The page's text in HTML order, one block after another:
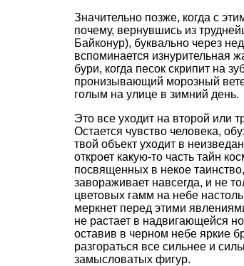
Значительно позже, когда с
почему, вернувшись из
Байконур), буквально через
вспоминается изнурительная
бури, когда песок скрипит на
пронизывающий морозный
голым на улице в зимний день.
Это все уходит на второй или
Остается чувство человека,
твой объект уходит в
откроет какую-то часть тайн
посвященных в некое
завораживает навсегда, и не
цветовых гамм на небе
меркнет перед этими
не растает в надвигающейся
оставив в черном небе яркие
разгораться все сильнее и
замысловатых фигур.